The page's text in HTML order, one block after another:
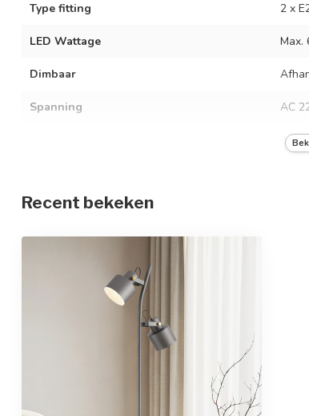
Type fitting 2 x
LED Wattage Max.
Dimbaar
Spanning AC
50/
Materiaal
Afmetingen
In hoogte verstelbaar
Beschermingsgraad
Recent bekeken